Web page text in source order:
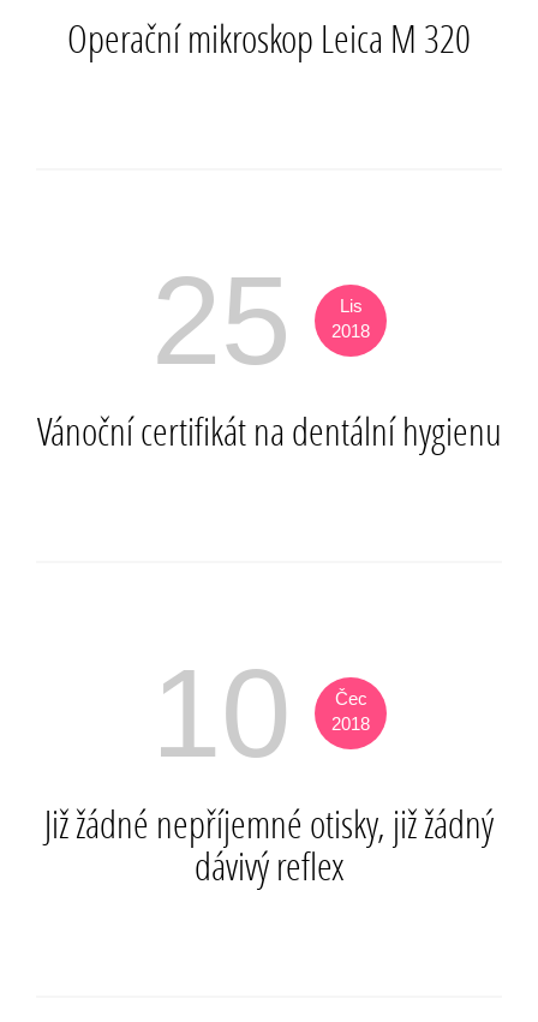
Operační mikroskop Leica M 320
25
Lis
2018
Vánoční certifikát na dentální hygienu
10
Čec
2018
Již žádné nepříjemné otisky, již žádný
dávivý reflex